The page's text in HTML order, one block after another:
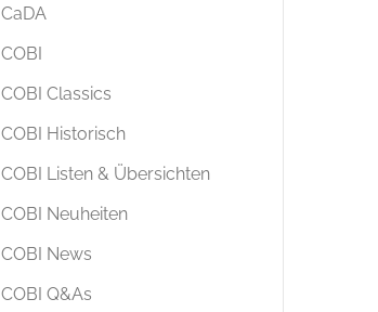
CaDA
COBI
COBI Classics
COBI Historisch
COBI Listen & Übersichten
COBI Neuheiten
COBI News
COBI Q&As